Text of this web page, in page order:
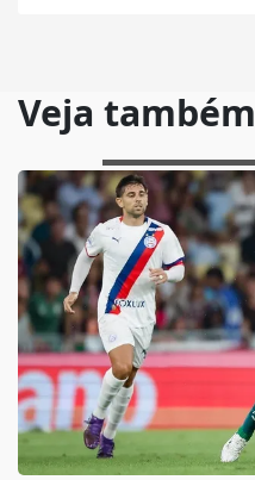
Veja também